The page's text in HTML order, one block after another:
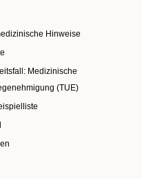
Hinweise
Medizinische
(TUE)